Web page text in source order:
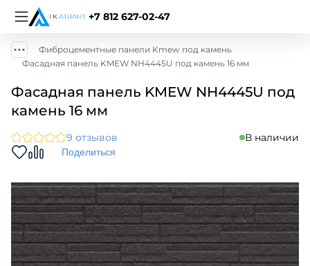
+7 812 627-02-47
Фиброцементные панели Kmew под камень
Фасадная панель KMEW NH4445U под камень 16 мм
Фасадная панель KMEW NH4445U под
камень 16 мм
9 отзывов В наличии
Поделиться